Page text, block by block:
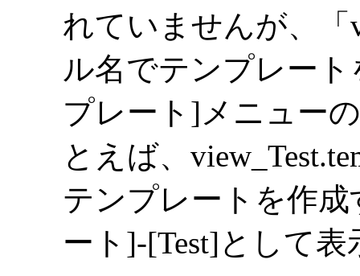
れていませんが、
ル名でテンプレー
プレート]メニュー
とえば、
テンプレートを作
ート]-[Test]として